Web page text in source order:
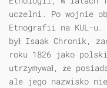
uczelni. Po wojnie
Etnografii na KUL-u.
był Isaak Chronik,
roku 1826 jako
utrzymywał, że
ale jego nazwisko